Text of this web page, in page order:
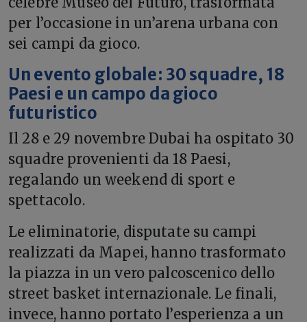
per l’occasione in un’arena urbana con
sei campi da gioco.
Un evento globale: 30 squadre, 18
Paesi e un campo da gioco
futuristico
Il 28 e 29 novembre Dubai ha ospitato 30
squadre provenienti da 18 Paesi,
regalando un weekend di sport e
spettacolo.
Le eliminatorie, disputate su campi
realizzati da Mapei, hanno trasformato
la piazza in un vero palcoscenico dello
street basket internazionale. Le finali,
invece, hanno portato l’esperienza a un